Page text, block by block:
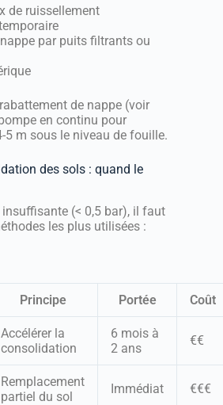
de ruissellement
par puits filtrants ou
de nappe (voir
en continu pour
5 m sous le niveau de fouille.
des sols : quand le
(< 0,5 bar), il faut
les plus utilisées :
Principe Portée Coût
Accélérer la
consolidation
6 mois à
2 ans
€€
Remplacement
partiel du sol
Immédiat €€€